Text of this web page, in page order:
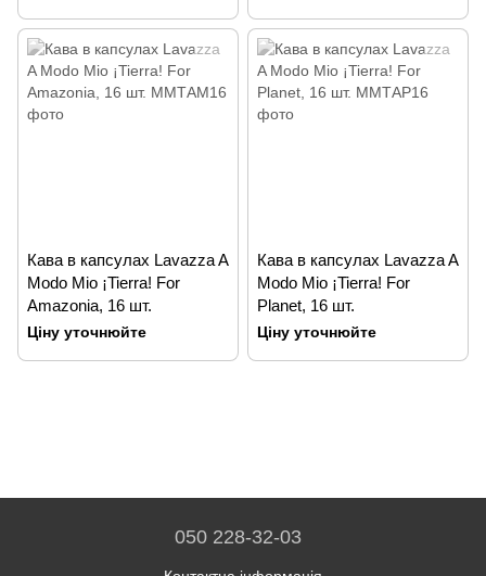
Кава в капсулах Lavazza A
Modo Mio ¡Tierra! For
Amazonia, 16 шт.
Ціну уточнюйте
Кава в капсулах Lavazza A
Modo Mio ¡Tierra! For
Planet, 16 шт.
Ціну уточнюйте
050 228-32-03